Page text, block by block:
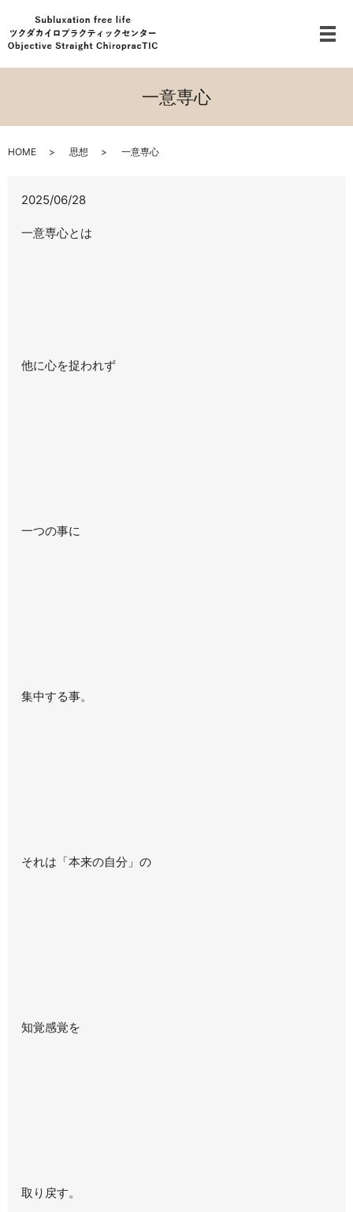
メ
一意専心
HOME 思想 一意専心
2025/06/28
一意専心とは
他に心を捉われず
一つの事に
集中する事。
それは「本来の自分」の
知覚感覚を
取り戻す。